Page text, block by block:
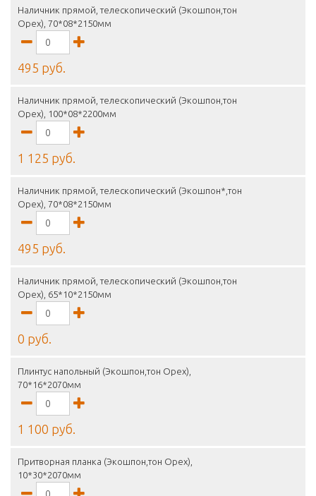
Наличник прямой, телескопический (Экошпон,тон
Орех), 70*08*2150мм
495 руб.
Наличник прямой, телескопический (Экошпон,тон
Орех), 100*08*2200мм
1 125 руб.
Наличник прямой, телескопический (Экошпон*,тон
Орех), 70*08*2150мм
495 руб.
Наличник прямой, телескопический (Экошпон,тон
Орех), 65*10*2150мм
0 руб.
Плинтус напольный (Экошпон,тон Орех),
70*16*2070мм
1 100 руб.
Притворная планка (Экошпон,тон Орех),
10*30*2070мм